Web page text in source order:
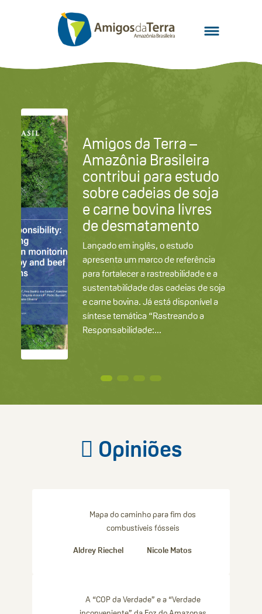
Amigos da Terra –
Amazônia Brasileira
contribui para estudo
sobre cadeias de soja
e carne bovina livres
de desmatamento
Lançado em inglês, o estudo
apresenta um marco de referência
para fortalecer a rastreabilidade e a
sustentabilidade das cadeias de soja
e carne bovina. Já está disponível a
síntese temática “Rastreando a
Responsabilidade:...
Opiniões
Mapa do caminho para fim dos
combustíveis fósseis
Aldrey Riechel Nicole Matos
A “COP da Verdade” e a “Verdade